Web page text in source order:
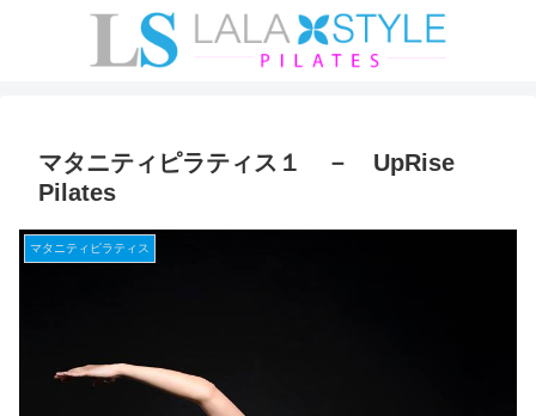
マタニティピラティス１ － UpRise
Pilates
マタニティピラティス